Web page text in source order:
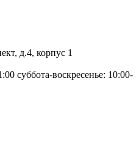
д.4, корпус 1
суббота-воскресенье: 10:00-